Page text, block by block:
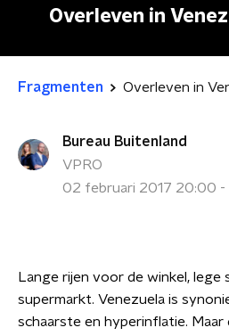
Overleven in
Fragmenten Overleven in
Bureau Buitenland
VPRO
02 februari 2017 20:00 -
Lange rijen voor de winkel, lege
supermarkt. Venezuela is
schaarste en hyperinflatie. Maar